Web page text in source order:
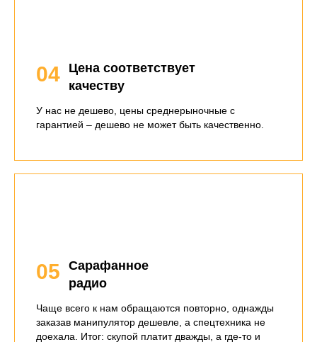
04
Цена соответствует
качеству
У нас не дешево, цены среднерыночные с
гарантией – дешево не может быть качественно.
05
Сарафанное
радио
Чаще всего к нам обращаются повторно, однажды
заказав манипулятор дешевле, а спецтехника не
доехала. Итог: скупой платит дважды, а где-то и